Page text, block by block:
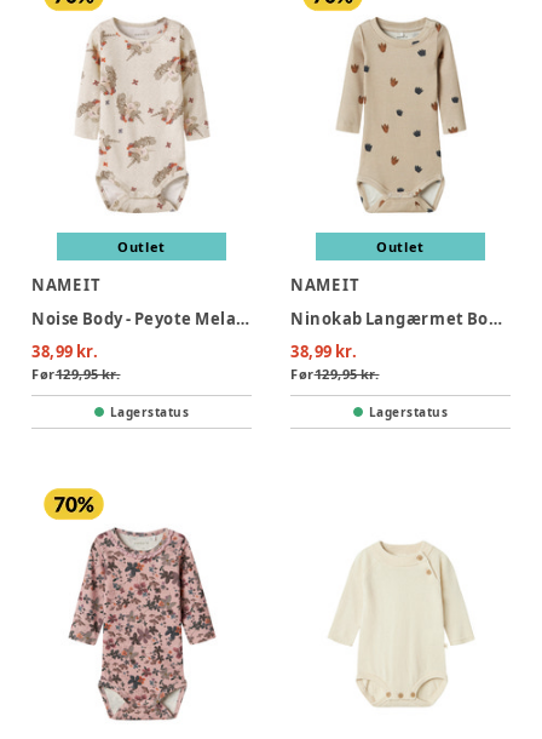
Outlet
NAME IT
Noise Body - Peyote Melange
38,99 kr.
Før129,95 kr.
Lagerstatus
Outlet
NAME IT
Ninokab Langærmet Body - Island Fossil
38,99 kr.
Før129,95 kr.
Lagerstatus